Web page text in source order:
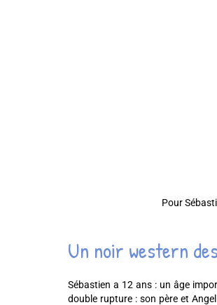
Pour
Un noir western
Sébastien a 12 ans : un âge
double rupture : son père et